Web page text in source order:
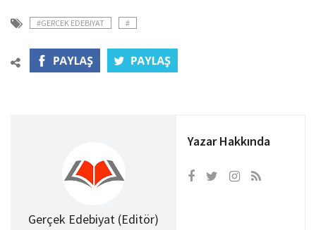
#GERCEK EDEBIYAT #
Gerçek Edebiyat (Editör)
Yazar Hakkında